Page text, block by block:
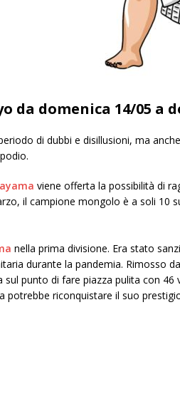
da domenica 14/05 a
di dubbi e disillusioni, ma
viene offerta la possibilità di
il campione mongolo è a soli 10
nella prima divisione. Era stato
durante la pandemia. Rimosso
sul punto di fare piazza pulita con 46
potrebbe riconquistare il suo